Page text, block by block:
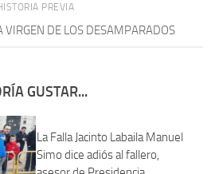
PREVIA
VIRGEN DE LOS DESAMPARADOS
GUSTAR...
La Falla Jacinto Labaila Manuel
Simo dice adiós al fallero,